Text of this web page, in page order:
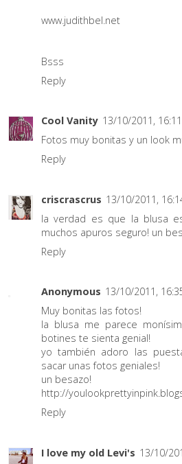
www.judithbel.net
Bsss
Reply
Cool Vanity 13/10/2011, 16:11
Fotos muy bonitas y un look
Reply
criscrascrus 13/10/2011,
la verdad es que la blusa
muchos apuros seguro! un
Reply
Anonymous 13/10/2011,
Muy bonitas las fotos!
la blusa me parece
botines te sienta genial!
yo también adoro las
sacar unas fotos geniales!
un besazo!
http://
Reply
I love my old Levi's 13/10/